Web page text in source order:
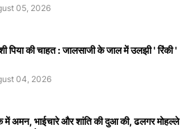
05, 2026
पिया की चाहत : जालसाजी के जाल में उलझी ' रिंकी '
04, 2026
में अमन, भाईचारे और शांति की दुआ की, ढलगर मोहल्ले